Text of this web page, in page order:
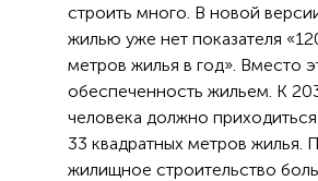
строить много. В новой
жилью уже нет показателя
метров жилья в год». Вместо
обеспеченность жильем. К
человека должно
33 квадратных метров жилья.
жилищное строительство